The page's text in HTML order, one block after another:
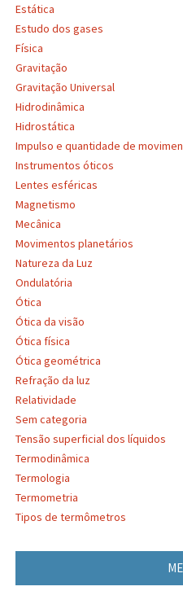
Estática
Estudo dos gases
Física
Gravitação
Gravitação Universal
Hidrodinâmica
Hidrostática
Impulso e quantidade de
Instrumentos óticos
Lentes esféricas
Magnetismo
Mecânica
Movimentos planetários
Natureza da Luz
Ondulatória
Ótica
Ótica da visão
Ótica física
Ótica geométrica
Refração da luz
Relatividade
Sem categoria
Tensão superficial dos líquidos
Termodinâmica
Termologia
Termometria
Tipos de termômetros